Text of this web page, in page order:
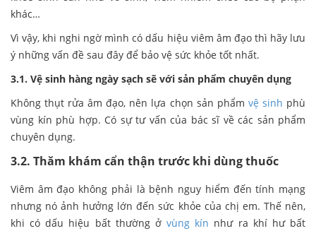
khác…
Vì vậy, khi nghi ngờ mình có dấu hiệu viêm âm đạo thì hãy lưu
ý những vấn đề sau đây để bảo vệ sức khỏe tốt nhất.
3.1. Vệ sinh hàng ngày sạch sẽ với sản phẩm chuyên dụng
Không thụt rửa âm đạo, nên lựa chọn sản phẩm vệ sinh phù
vùng kín phù hợp. Có sự tư vấn của bác sĩ về các sản phẩm
chuyên dụng.
3.2. Thăm khám cẩn thận trước khi dùng thuốc
Viêm âm đạo không phải là bệnh nguy hiểm đến tính mạng
nhưng nó ảnh hưởng lớn đến sức khỏe của chị em. Thế nên,
khi có dấu hiệu bất thường ởvùng kín như ra khí hư bất